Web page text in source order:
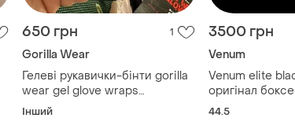
650 грн 1
Gorilla Wear
Гелеві рукавички-бінти gorilla
wear gel glove wraps
black/white
Інший
3500 грн
Venum
Venum elite
оригінал
взуття
44.5